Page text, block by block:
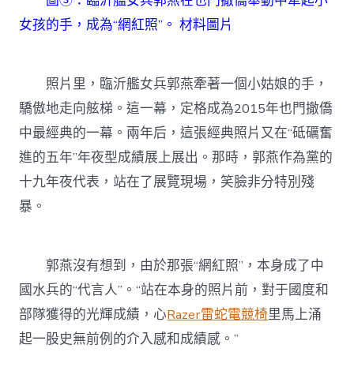
女孩的手，成為“網紅照”。 材料圖片
照片里，臨沂艦女兵郭燕牽著一個小姑娘的手，
驕傲地走向舷梯。這一幕，定格成為2015年也門撤僑
中最經典的一幕。兩年后，這張經典照片又在“砥礪奮
進的五年”年夜型成績展上展出。那時，郭燕作為黨的
十九年夜代表，站在了展覽現場，笑臉非分特別殘
暴。
郭燕沒有想到，由於那張“網紅照”，本身成了中
國水兵的“代言人”。“站在本身的照片前，對于國度和
部隊獲得的光輝成績，心Razer雷蛇電競椅里馬上涌
起一股史無前例的介入感和成績感。”